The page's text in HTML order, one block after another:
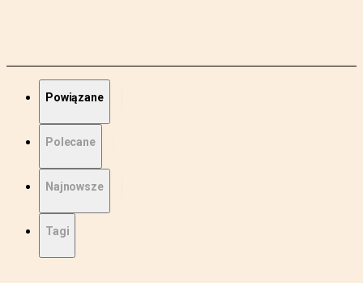
Powiązane
Polecane
Najnowsze
Tagi